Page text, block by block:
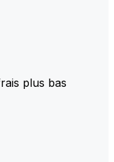
plus bas